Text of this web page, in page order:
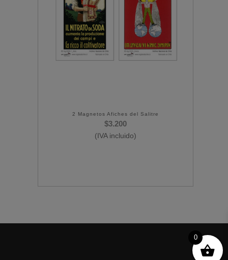
2 Magnetos Afiches del Salitre
$3.200
(IVA incluido)
0